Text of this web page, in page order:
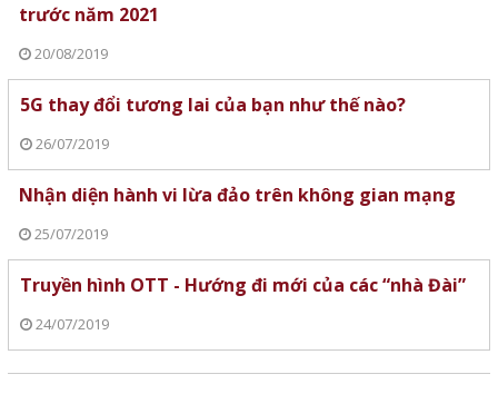
trước năm 2021
20/08/2019
5G thay đổi tương lai của bạn như thế nào?
26/07/2019
Nhận diện hành vi lừa đảo trên không gian mạng
25/07/2019
Truyền hình OTT - Hướng đi mới của các “nhà Đài”
24/07/2019